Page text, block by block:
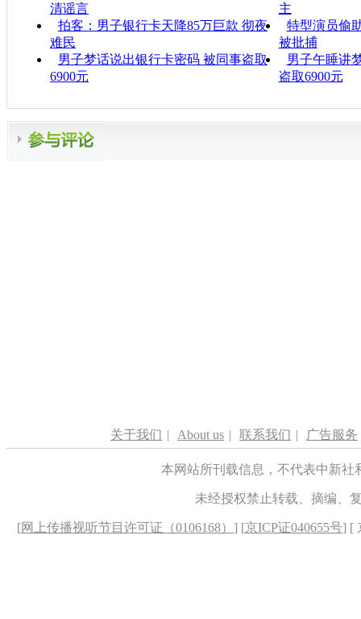
清谣言
主
拍客：男子银行卡天降85万巨款 彻夜
难民
特型演员偷
被批捕
男子梦话说出银行卡密码 被同事盗取
6900元
男子午睡讲
盗取6900元
关于我们 | About us | 联系我们 | 广告服务
本网站所刊载信息，不代表中新
未经授权禁止转载、摘编、
[网上传播视听节目许可证（0106168） ] [京ICP证040655号] [